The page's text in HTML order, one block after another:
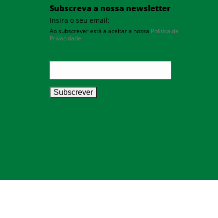
Subscreva a nossa newsletter
Insira o seu email:
Ao subscrever está a aceitar a nossa Política de
Privacidade